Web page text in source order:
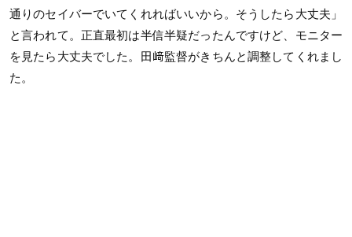
通りのセイバーでいてくれればいいから。そうしたら大丈夫」
と言われて。正直最初は半信半疑だったんですけど、モニター
を見たら大丈夫でした。田﨑監督がきちんと調整してくれまし
た。